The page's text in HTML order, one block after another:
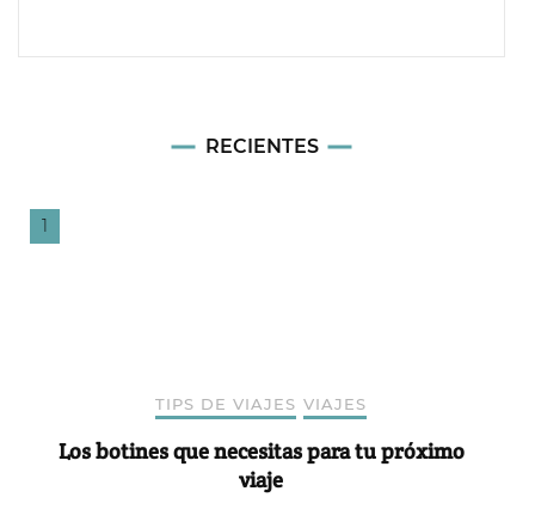
RECIENTES
TIPS DE VIAJES VIAJES
Los botines que necesitas para tu próximo
viaje